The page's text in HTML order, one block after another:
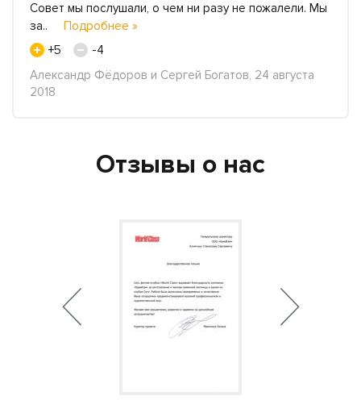
Совет мы послушали, о чем ни разу не пожалели. Мы
за.. Подробнее »
+5
-4
Александр Фёдоров и Сергей Богатов, 24 августа
2018
Отзывы о нас